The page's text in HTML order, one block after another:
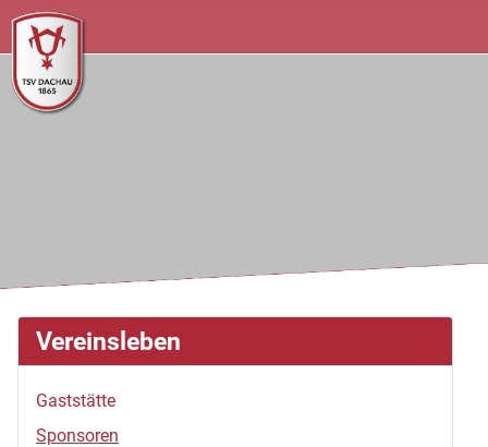
Vereinsleben
Gaststätte
Sponsoren